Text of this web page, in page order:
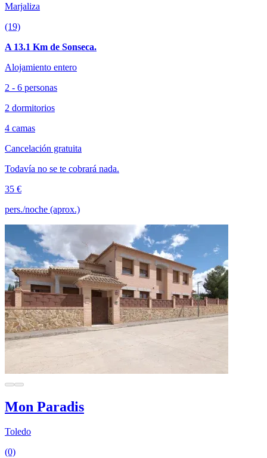
Marjaliza
(19)
A 13.1 Km de Sonseca.
Alojamiento entero
2 - 6 personas
2 dormitorios
4 camas
Cancelación gratuita
Todavía no se te cobrará nada.
35 €
pers./noche (aprox.)
Mon Paradis
Toledo
(0)